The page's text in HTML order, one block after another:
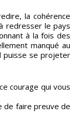
la cohérence
redresser le pays
à la fois des
manqué au
puisse se projeter
courage qui vous
de faire preuve de